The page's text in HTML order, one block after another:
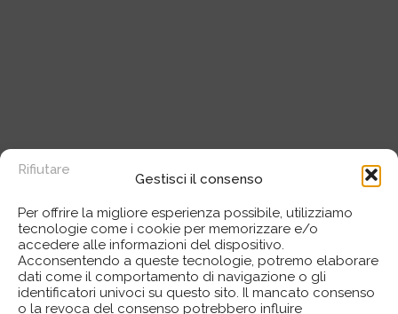
Gestisci il consenso
Per offrire la migliore esperienza possibile, utilizziamo
tecnologie come i cookie per memorizzare e/o
accedere alle informazioni del dispositivo.
Acconsentendo a queste tecnologie, potremo elaborare
dati come il comportamento di navigazione o gli
identificatori univoci su questo sito. Il mancato consenso
o la revoca del consenso potrebbero influire
Rifiutare